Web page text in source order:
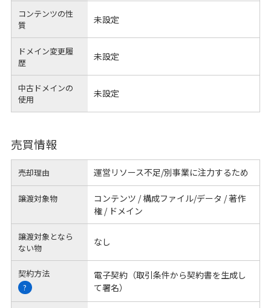
コンテンツの性
質
未設定
ドメイン変更履
歴
未設定
中古ドメインの
使用
未設定
売買情報
売却理由 運営リソース不足/別事業に注力するため
譲渡対象物
コンテンツ / 構成ファイル/データ / 著作
権 / ドメイン
譲渡対象となら
ない物
なし
契約方法
?
電子契約（取引条件から契約書を生成し
て署名）